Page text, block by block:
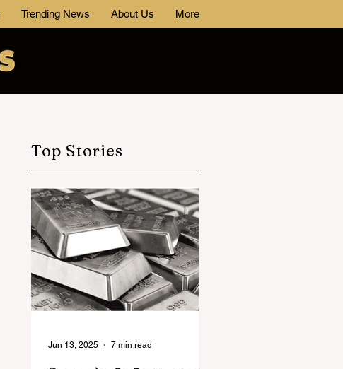
Trending News About Us More
Top Stories
Jun 13, 2025 7 min read